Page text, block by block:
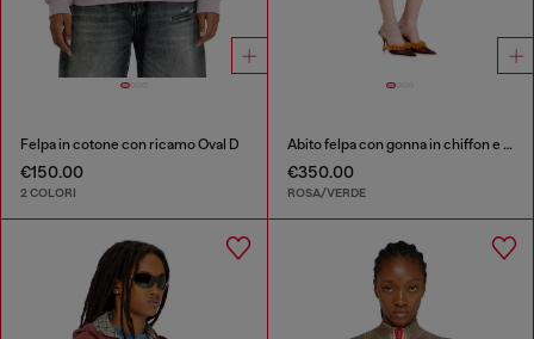
Felpa in cotone con ricamo Oval D
€150.00
2 COLORI
Abito felpa con gonna in chiffon e pizzo
€350.00
ROSA/VERDE